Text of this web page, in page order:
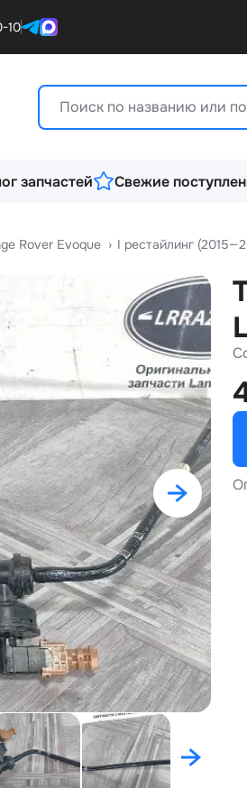
10
запчастей Свежие
Rover Evoque › I рестайлинг